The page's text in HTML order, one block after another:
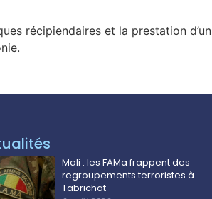
récipiendaires et la prestation d’un
Mali : les FAMa frappent des
regroupements terroristes à
Tabrichat